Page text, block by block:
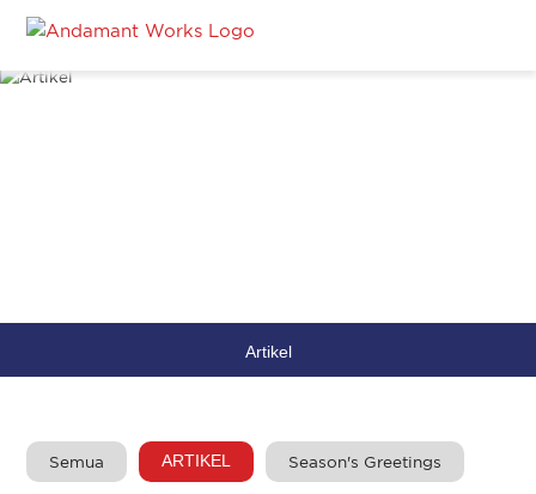
Artikel
Semua ARTIKEL Season's Greetings